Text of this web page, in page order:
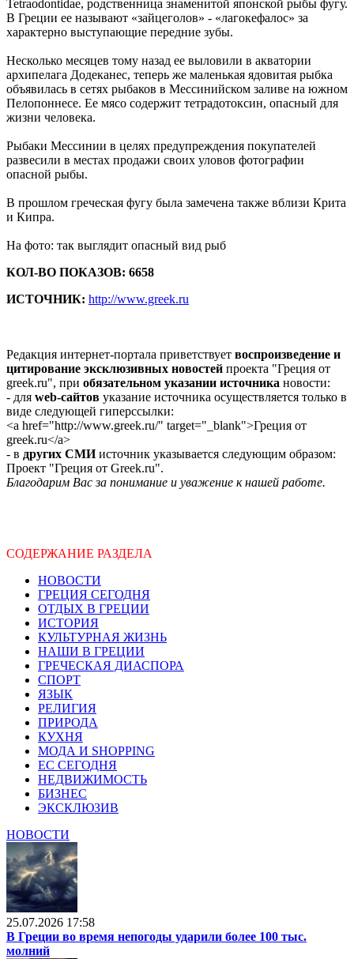
Tetraodontidae, родственница знаменитой японской рыбы фугу.
В Греции ее называют «зайцеголов» - «лагокефалос» за
характерно выступающие передние зубы.
Несколько месяцев тому назад ее выловили в акватории
архипелага Додеканес, теперь же маленькая ядовитая рыбка
объявилась в сетях рыбаков в Мессинийском заливе на южном
Пелопоннесе. Ее мясо содержит тетрадотоксин, опасный для
жизни человека.
Рыбаки Мессинии в целях предупреждения покупателей
развесили в местах продажи своих уловов фотографии
опасной рыбы.
В прошлом греческая фугу была замечена также вблизи Крита
и Кипра.
На фото: так выглядит опасный вид рыб
КОЛ-ВО ПОКАЗОВ: 6658
ИСТОЧНИК: http://www.greek.ru
Редакция интернет-портала приветствует воспроизведение и
цитирование эксклюзивных новостей проекта "Греция от
greek.ru", при обязательном указании источника новости:
- для web-сайтов указание источника осуществляется только в
виде следующей гиперссылки:
<a href="http://www.greek.ru/" target="_blank">Греция от
greek.ru</a>
- в других СМИисточник указывается следующим образом:
Проект "Греция от Greek.ru".
Благодарим Вас за понимание и уважение к нашей работе.
СОДЕРЖАНИЕ РАЗДЕЛА
НОВОСТИ
ГРЕЦИЯ СЕГОДНЯ
ОТДЫХ В ГРЕЦИИ
ИСТОРИЯ
КУЛЬТУРНАЯ ЖИЗНЬ
НАШИ В ГРЕЦИИ
ГРЕЧЕСКАЯ ДИАСПОРА
СПОРТ
ЯЗЫК
РЕЛИГИЯ
ПРИРОДА
КУХНЯ
МОДА И SHOPPING
ЕС СЕГОДНЯ
НЕДВИЖИМОСТЬ
БИЗНЕС
ЭКСКЛЮЗИВ
НОВОСТИ
25.07.2026 17:58
В Греции во время непогоды ударили более 100 тыс.
молний